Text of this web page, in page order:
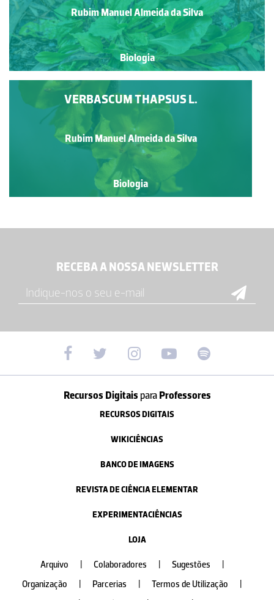
Rubim Manuel Almeida da Silva
Biologia
VERBASCUM THAPSUS L.
Rubim Manuel Almeida da Silva
Biologia
RECEBA A NOSSA NEWSLETTER
Recursos Digitais paraProfessores
RECURSOS DIGITAIS
WIKICIÊNCIAS
BANCO DE IMAGENS
REVISTA DE CIÊNCIA ELEMENTAR
EXPERIMENTACIÊNCIAS
LOJA
Arquivo Colaboradores Sugestões
Organização
Parcerias Termos de Utilização